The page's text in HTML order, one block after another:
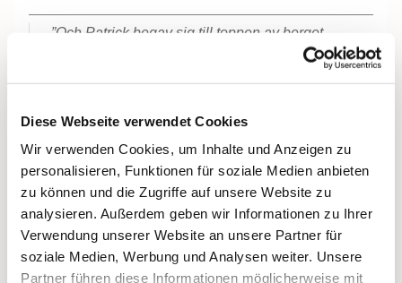
Diese Webseite verwendet Cookies
Wir verwenden Cookies, um Inhalte und Anzeigen zu
personalisieren, Funktionen für soziale Medien anbieten
zu können und die Zugriffe auf unsere Website zu
analysieren. Außerdem geben wir Informationen zu Ihrer
Verwendung unserer Website an unsere Partner für
soziale Medien, Werbung und Analysen weiter. Unsere
Partner führen diese Informationen möglicherweise mit
”Och Patrick begav sig till toppen av berget
Cruachan Aigli och stannade där under de
eller landet. För till alla heliga män i Irland ... sade
som överstiger allt och är högre än alla berg i
Book of Armagh (irländsk handskrift från 800-talet)
Här avses Irlands heliga berg ”Croagh Patrick”, ett
stenigt berg längst i väster på den gröna ön, som